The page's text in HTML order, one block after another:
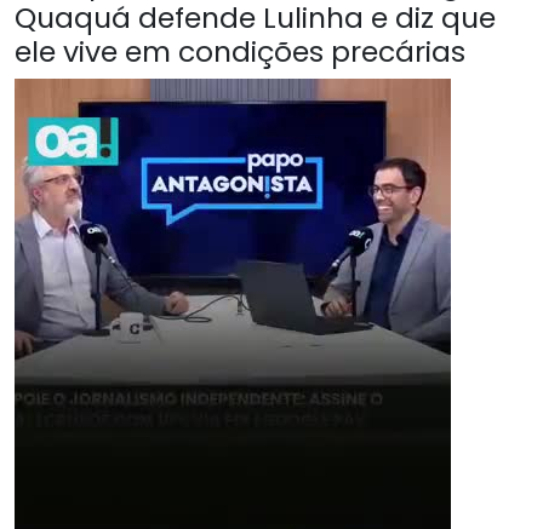
Quaquá defende Lulinha e diz que
ele vive em condições precárias